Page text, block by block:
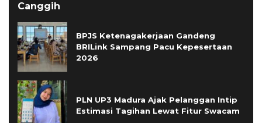
Canggih
BPJS Ketenagakerjaan Gandeng
BRILink Sampang Pacu Kepesertaan
2026
PLN UP3 Madura Ajak Pelanggan Intip
Estimasi Tagihan Lewat Fitur Swacam